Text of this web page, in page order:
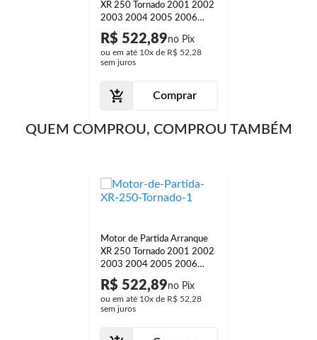
XR 250 Tornado 2001 2002
2003 2004 2005 2006
2007 2008
R$ 522,89
ou em até 10xde R$ 52,28
sem juros
Comprar
QUEM COMPROU, COMPROU TAMBÉM
Motor de Partida Arranque
XR 250 Tornado 2001 2002
2003 2004 2005 2006
2007 2008
R$ 522,89
ou em até 10xde R$ 52,28
sem juros